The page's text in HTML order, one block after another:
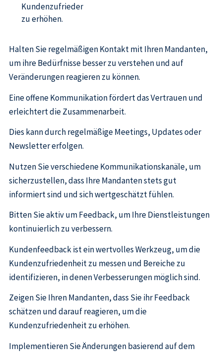
Kundenzufriedenheit
zu erhöhen.
Halten Sie regelmäßigen Kontakt mit Ihren Mandanten,
um ihre Bedürfnisse besser zu verstehen und auf
Veränderungen reagieren zu können.
Eine offene Kommunikation fördert das Vertrauen und
erleichtert die Zusammenarbeit.
Dies kann durch regelmäßige Meetings, Updates oder
Newsletter erfolgen.
Nutzen Sie verschiedene Kommunikationskanäle, um
sicherzustellen, dass Ihre Mandanten stets gut
informiert sind und sich wertgeschätzt fühlen.
Bitten Sie aktiv um Feedback, um Ihre Dienstleistungen
kontinuierlich zu verbessern.
Kundenfeedback ist ein wertvolles Werkzeug, um die
Kundenzufriedenheit zu messen und Bereiche zu
identifizieren, in denen Verbesserungen möglich sind.
Zeigen Sie Ihren Mandanten, dass Sie ihr Feedback
schätzen und darauf reagieren, um die
Kundenzufriedenheit zu erhöhen.
Implementieren Sie Änderungen basierend auf dem